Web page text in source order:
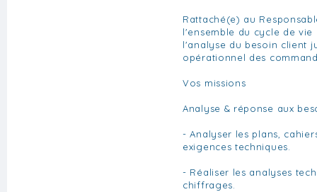
Rattaché(e) au
l'ensemble du cycle de vie
l'analyse du besoin client
opérationnel des
Vos missions
Analyse & réponse aux
- Analyser les plans,
exigences techniques.
- Réaliser les analyses
chiffrages.